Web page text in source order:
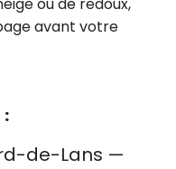
ou de redoux,
avant votre
de-Lans —